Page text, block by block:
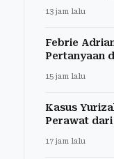
13 jam lalu
Febrie
Pertanyaan
15 jam lalu
Kasus
Perawat dari
17 jam lalu